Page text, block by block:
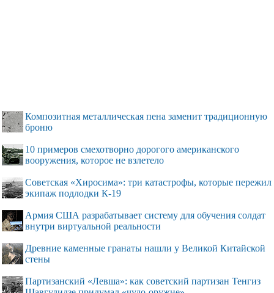
Композитная металлическая пена заменит традиционную
броню
10 примеров смехотворно дорогого американского
вооружения, которое не взлетело
Советская «Хиросима»: три катастрофы, которые пережил
экипаж подлодки К-19
Армия США разрабатывает систему для обучения солдат
внутри виртуальной реальности
Древние каменные гранаты нашли у Великой Китайской
стены
Партизанский «Левша»: как советский партизан Тенгиз